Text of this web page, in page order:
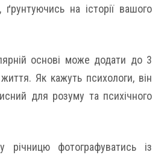
ґрунтуючись на історії вашого
основі може додати до 3
Як кажуть психологи, він
для розуму та психічного
річницю фотографуватись із